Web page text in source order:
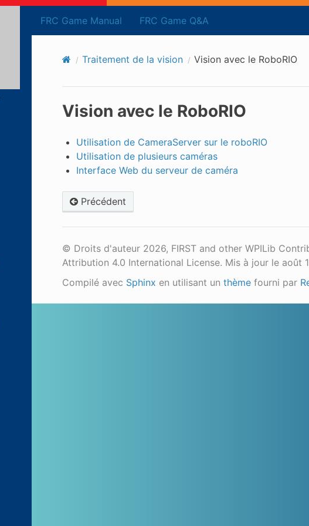
FRC Game Manual FRC Game Q&A
Traitement de la vision Vision avec le RoboRIO
Vision avec le RoboRIO
Utilisation de CameraServer sur le roboRIO
Utilisation de plusieurs caméras
Interface Web du serveur de caméra
Précédent
© Droits d'auteur 2026, FIRST and other WPILib
Attribution 4.0 International License. Mis à jour le août
Compilé avec Sphinx en utilisant un thèmefourni par